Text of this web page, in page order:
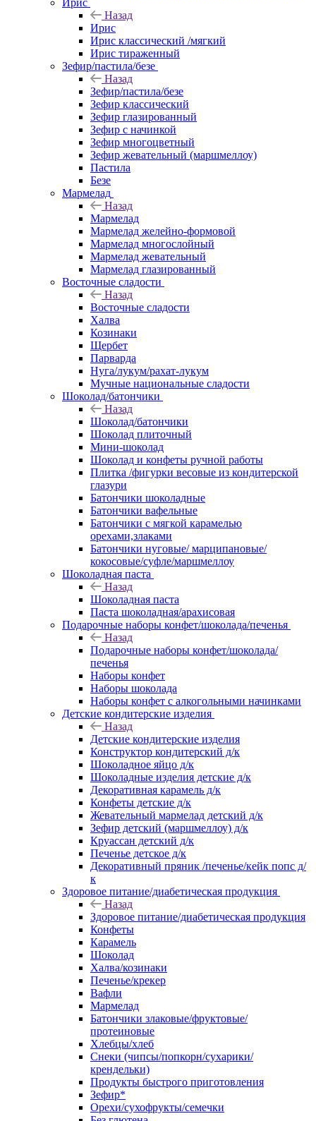
Ирис
Назад
Ирис
Ирис классический /мягкий
Ирис тираженный
Зефир/пастила/безе
Назад
Зефир/пастила/безе
Зефир классический
Зефир глазированный
Зефир с начинкой
Зефир многоцветный
Зефир жевательный (маршмеллоу)
Пастила
Безе
Мармелад
Назад
Мармелад
Мармелад желейно-формовой
Мармелад многослойный
Мармелад жевательный
Мармелад глазированный
Восточные сладости
Назад
Восточные сладости
Халва
Козинаки
Щербет
Парварда
Нуга/лукум/рахат-лукум
Мучные национальные сладости
Шоколад/батончики
Назад
Шоколад/батончики
Шоколад плиточный
Мини-шоколад
Шоколад и конфеты ручной работы
Плитка /фигурки весовые из кондитерской
глазури
Батончики шоколадные
Батончики вафельные
Батончики с мягкой карамелью
орехами,злаками
Батончики нуговые/ марципановые/
кокосовые/суфле/маршмеллоу
Шоколадная паста
Назад
Шоколадная паста
Паста шоколадная/арахисовая
Подарочные наборы конфет/шоколада/печенья
Назад
Подарочные наборы конфет/шоколада/
печенья
Наборы конфет
Наборы шоколада
Наборы конфет с алкогольными начинками
Детские кондитерские изделия
Назад
Детские кондитерские изделия
Конструктор кондитерский д/к
Шоколадное яйцо д/к
Шоколадные изделия детские д/к
Декоративная карамель д/к
Конфеты детские д/к
Жевательный мармелад детский д/к
Зефир детский (маршмеллоу) д/к
Круассан детский д/к
Печенье детское д/к
Декоративный пряник /печенье/кейк попс д/
к
Здоровое питание/диабетическая продукция
Назад
Здоровое питание/диабетическая продукция
Конфеты
Карамель
Шоколад
Халва/козинаки
Печенье/крекер
Вафли
Мармелад
Батончики злаковые/фруктовые/
протеиновые
Хлебцы/хлеб
Снеки (чипсы/попкорн/сухарики/
крендельки)
Продукты быстрого приготовления
Зефир*
Орехи/сухофрукты/семечки